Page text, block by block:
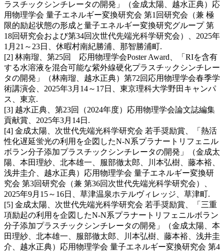
ラスチックシンチレータの開発」（金成太陽、越水正典）応
用物理学会 量子エネルギー変換研究会 第1回研究会（兼 極
限的励起状態の形成と量子エネルギー変換研究グループ 第
18回研究会および第34回次世代先端光科学研究会）、2025年
1月21～23日、休暇村南紀勝浦、那智勝浦町.
[2] 林南瑠、第25回 応⽤物理学会Poster Award、「RIを含有
する水溶液を混合可能な紫外線硬化プラスチックシンチレー
タの開発」（林南瑠、越水正典）第72回応用物理学会春季学
術講演会、2025年3月14～17日、東京理科大学野田キャンパ
ス、東京.
[3] 越水正典、第23回（2024年度）応用物理学会論文誌編集
貢献賞、2025年3月14日.
[4] 金成太陽、次世代先端光科学研究会 若手奨励賞、「熱活
性化遅延蛍光の利用を企図したN-N系プラナートリフェニル
ボラン分子添加プラスチックシンチレータの開発」（金成太
陽、本田理紗、北本雄一、服部徹太郎、川本弘樹、藤本裕、
浅井圭介、越水正典）応用物理学会 量子エネルギー変換研
究会 第3回研究会（兼 第36回次世代先端光科学研究会）、
2025年9月15～16日、草津温泉ホテルヴィレッジ、草津町.
[5] 金成太陽、次世代先端光科学研究会 若手奨励賞、「三重
項励起の利用を企図したN-N系プラナートリフェニルボラン
分子添加プラスチックシンチレータの開発」（金成太陽、本
田理紗、北本雄一、服部徹太郎、川本弘樹、藤本裕、浅井圭
介、越水正典）応用物理学会 量子エネルギー変換研究会 第4